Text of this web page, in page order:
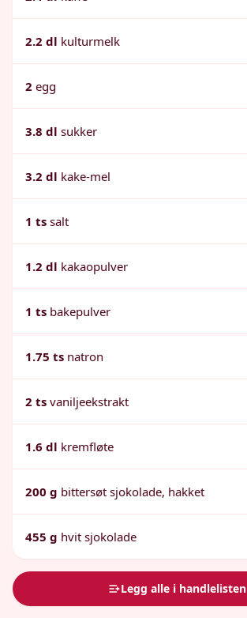
2.2 dl kulturmelk
2 egg
3.8 dl sukker
3.2 dl kake-mel
1 ts salt
1.2 dl kakaopulver
1 ts bakepulver
1.75 ts natron
2 ts vaniljeekstrakt
1.6 dl kremfløte
200 g bittersøt sjokolade, hakket
455 g hvit sjokolade
Legg alle i handlelisten